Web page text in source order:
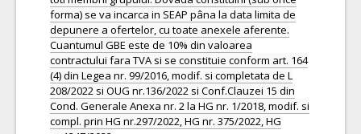
forma) se va incarca in SEAP pâna la data limita de
depunere a ofertelor, cu toate anexele aferente.
Cuantumul GBE este de 10% din valoarea
contractului fara TVA si se constituie conform art. 164
(4) din Legea nr. 99/2016, modif. si completata de L
208/2022 si OUG nr.136/2022 si Conf.Clauzei 15 din
Cond. Generale Anexa nr. 2 la HG nr. 1/2018, modif. si
compl. prin HG nr.297/2022, HG nr. 375/2022, HG